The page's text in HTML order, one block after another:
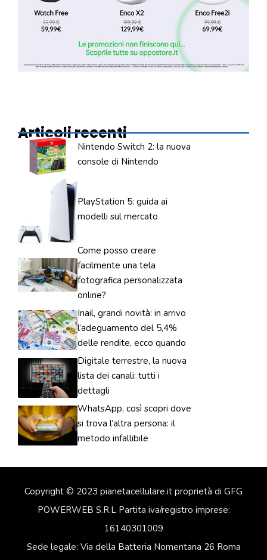
Articoli recenti
Nintendo Switch 2: la nuova
console di Nintendo
PlayStation 5: guida ai
modelli sul mercato
Come posso creare
facilmente una tela
fotografica personalizzata
online?
Inail, grandi novità: in arrivo
l’adeguamento del 5,4%
delle rendite, ecco quando
Digitale terrestre, la nuova
lista dei canali: tutti i
dettagli
WhatsApp, così scopri dove
si trova l’altra persona: il
metodo infallibile
Copyright © 2023 pianetacellulare.it proprietà di GFG
POWERWEB S.R.L Partita iva/registro imprese:
16140301009
Sede legale: Via della Batteria Nomentana 26 Roma